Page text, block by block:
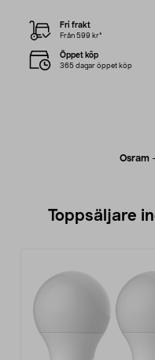
Osram-
Fri frakt
Från 599 kr*
Öppet köp
365 dagar öppet köp
Toppsäljare